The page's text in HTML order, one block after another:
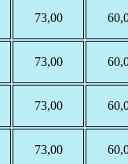
73,00
73,00
73,00
73,00